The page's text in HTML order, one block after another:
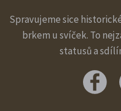
Spravujeme sice
brkem u svíček. To
statusů a